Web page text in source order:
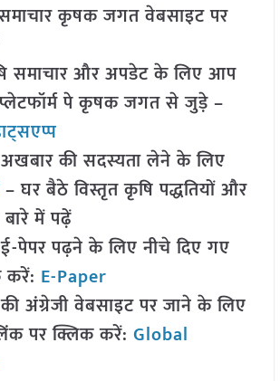
कृषक जगत वेबसाइट पर
समाचार और अपडेट के लिए आप
पे कृषक जगत से जुड़े –
की सदस्यता लेने के लिए
– घर बैठे विस्तृत कृषि पद्धतियों और
में पढ़ें
पढ़ने के लिए नीचे दिए गए
करें: E-Paper
अंग्रेजी वेबसाइट पर जाने के लिए
पर क्लिक करें: Global